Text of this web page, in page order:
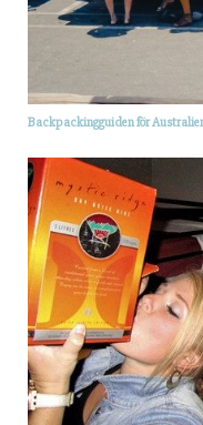
Backpackingguiden för